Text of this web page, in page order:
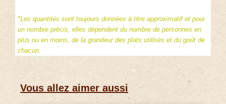
*Les quantités sont toujours données à titre approximatif et pour
un nombre précis, elles dépendent du nombre de personnes en
plus ou en moins, de la grandeur des plats utilisés et du goût de
chacun.
Vous allez aimer aussi